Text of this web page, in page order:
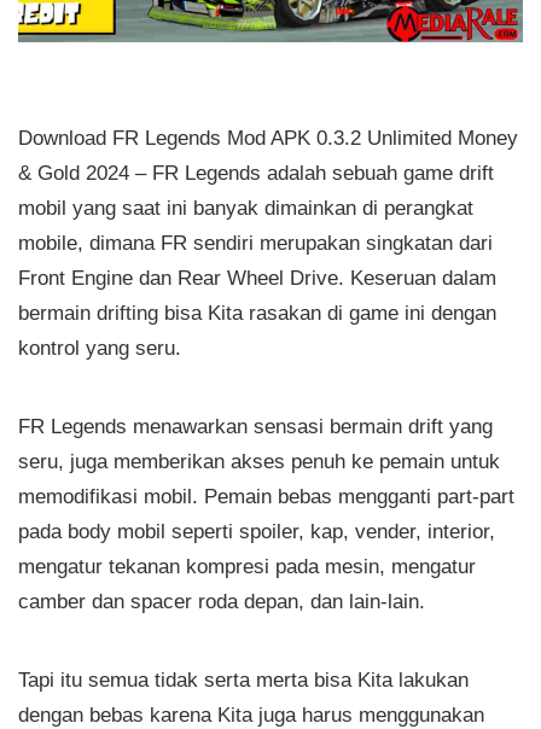
Download FR Legends Mod APK 0.3.2 Unlimited Money
& Gold 2024 – FR Legends adalah sebuah game drift
mobil yang saat ini banyak dimainkan di perangkat
mobile, dimana FR sendiri merupakan singkatan dari
Front Engine dan Rear Wheel Drive. Keseruan dalam
bermain drifting bisa Kita rasakan di game ini dengan
kontrol yang seru.
FR Legends menawarkan sensasi bermain drift yang
seru, juga memberikan akses penuh ke pemain untuk
memodifikasi mobil. Pemain bebas mengganti part-part
pada body mobil seperti spoiler, kap, vender, interior,
mengatur tekanan kompresi pada mesin, mengatur
camber dan spacer roda depan, dan lain-lain.
Tapi itu semua tidak serta merta bisa Kita lakukan
dengan bebas karena Kita juga harus menggunakan